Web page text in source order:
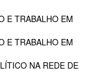
E TRABALHO EM
E TRABALHO EM
NA REDE DE